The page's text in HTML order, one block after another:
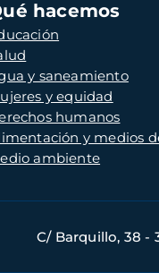
hacemos
y saneamiento
y equidad
humanos
y medios
ambiente
C/ Barquillo, 38 -